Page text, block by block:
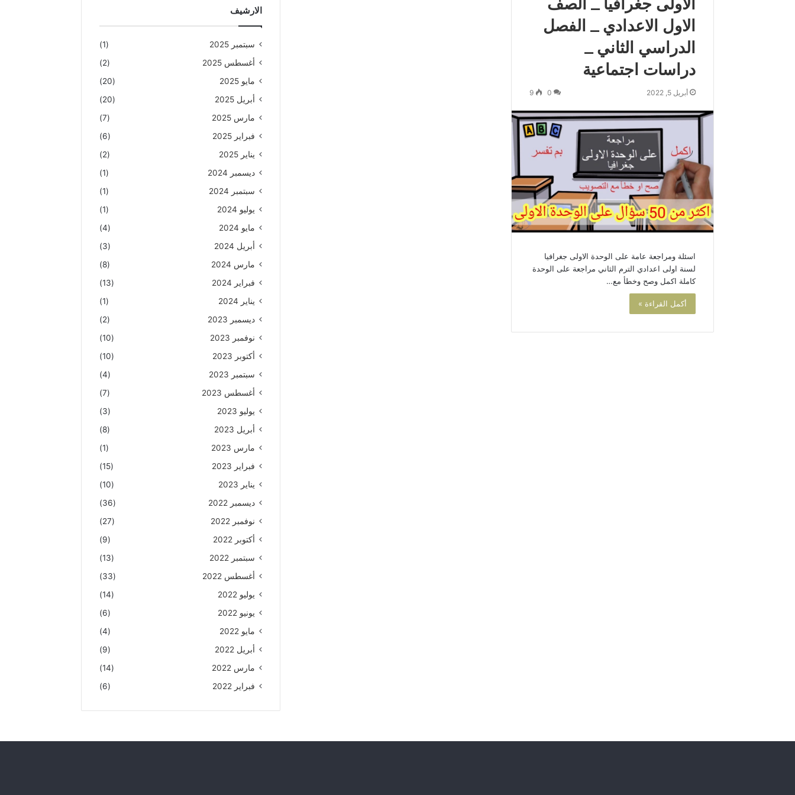
الاول الاعدادي _ الفصل
الدراسي الثاني _
دراسات اجتماعية
أبريل 5, 2022 0
9
اسئلة ومراجعة عامة على الوحدة الاولى جغرافيا
لسنة اولى اعدادي الترم الثاني مراجعة على الوحدة
كاملة اكمل وصح وخطأ مع…
أكمل القراءة »
الارشيف
سبتمبر 2025
(1)
أغسطس 2025
(2)
مايو 2025
(20)
أبريل 2025
(20)
مارس 2025
(7)
فبراير 2025
(6)
يناير 2025
(2)
ديسمبر 2024
(1)
سبتمبر 2024
(1)
يوليو 2024
(1)
مايو 2024
(4)
أبريل 2024
(3)
مارس 2024
(8)
فبراير 2024
(13)
يناير 2024
(1)
ديسمبر 2023
(2)
نوفمبر 2023
(10)
أكتوبر 2023
(10)
سبتمبر 2023
(4)
أغسطس 2023
(7)
يوليو 2023
(3)
أبريل 2023
(8)
مارس 2023
(1)
فبراير 2023
(15)
يناير 2023
(10)
ديسمبر 2022
(36)
نوفمبر 2022
(27)
أكتوبر 2022
(9)
سبتمبر 2022
(13)
أغسطس 2022
(33)
يوليو 2022
(14)
يونيو 2022
(6)
مايو 2022
(4)
أبريل 2022
(9)
مارس 2022
(14)
فبراير 2022
(6)